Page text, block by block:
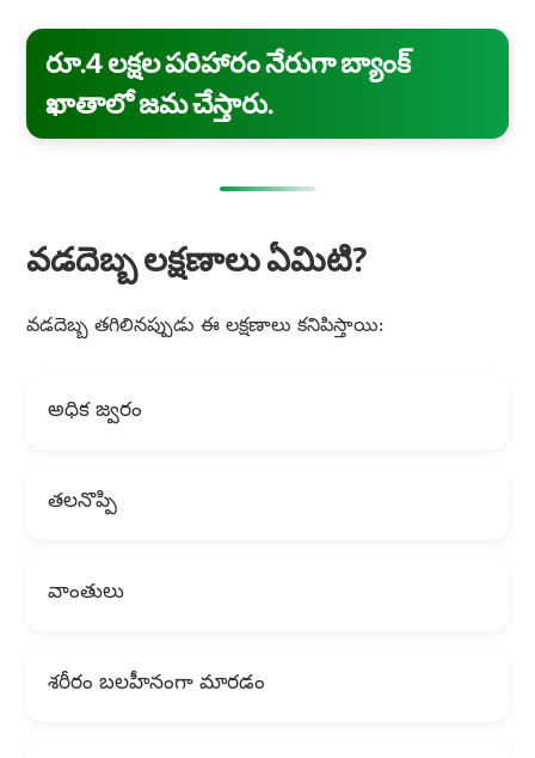
రూ.4 లక్షల పరిహారం నేరుగా బ్యాంక్
ఖాతాలో జమ చేస్తారు.
వడదెబ్బ లక్షణాలు ఏమిటి?
వడదెబ్బ తగిలినప్పుడు ఈ లక్షణాలు కనిపిస్తాయి:
అధిక జ్వరం
తలనొప్పి
వాంతులు
శరీరం బలహీనంగా మారడం